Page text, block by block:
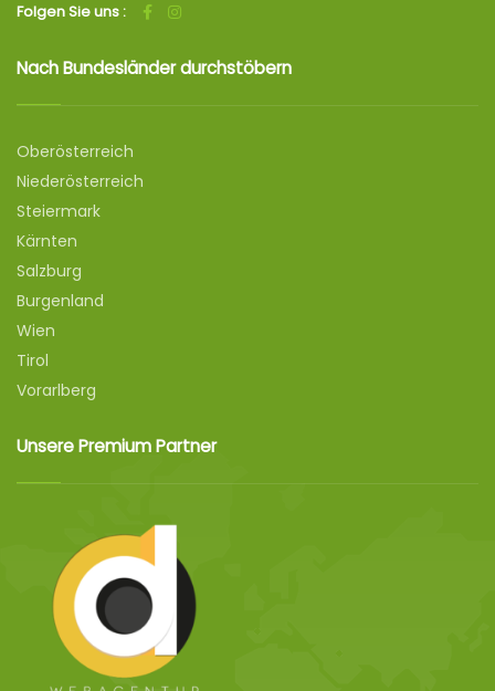
Folgen Sie uns :
Nach Bundesländer durchstöbern
Oberösterreich
Niederösterreich
Steiermark
Kärnten
Salzburg
Burgenland
Wien
Tirol
Vorarlberg
Unsere Premium Partner